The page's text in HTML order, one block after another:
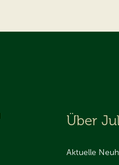
Über
Aktuelle